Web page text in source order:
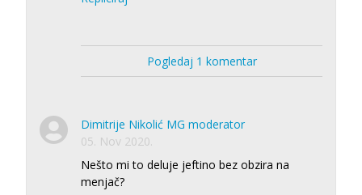
Pogledaj 1 komentar
Dimitrije Nikolić MG moderator
05. Nov 2020.
Nešto mi to deluje jeftino bez obzira na
menjač?